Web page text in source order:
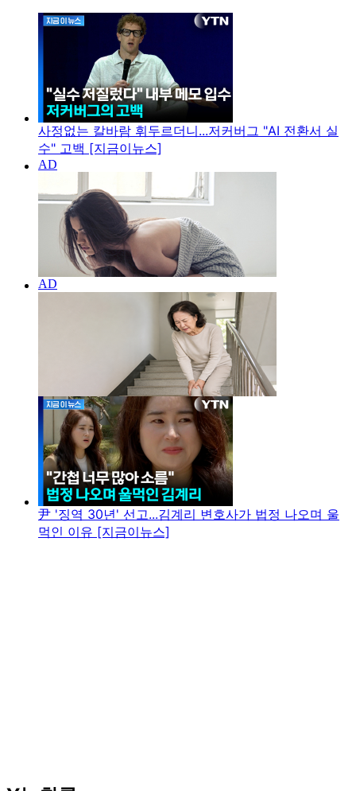
사정없는 칼바람 휘두르더니...저커버그 "AI 전환서 실
수" 고백 [지금이뉴스]
尹 '징역 30년' 선고...김계리 변호사가 법정 나오며 울
먹인 이유 [지금이뉴스]